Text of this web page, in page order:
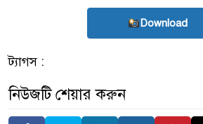
Download
ট্যাগস :
নিউজটি শেয়ার করুন